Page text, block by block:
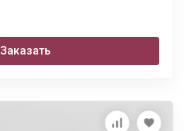
Заказать